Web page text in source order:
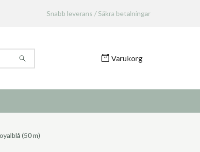
Snabb leverans / Säkra betalningar
Varukorg
(50 m)